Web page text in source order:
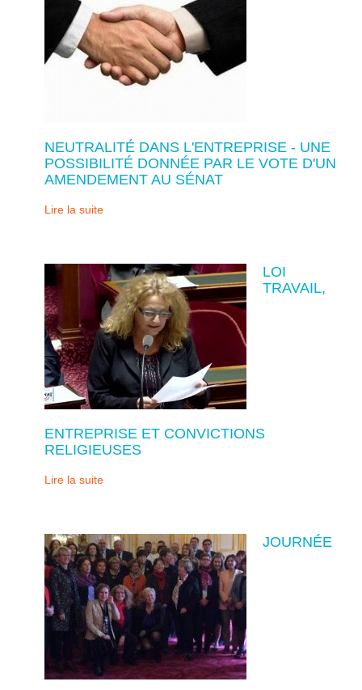
NEUTRALITÉ DANS L'ENTREPRISE - UNE
POSSIBILITÉ DONNÉE PAR LE VOTE D'UN
AMENDEMENT AU SÉNAT
Lire la suite
LOI
TRAVAIL,
ENTREPRISE ET CONVICTIONS
RELIGIEUSES
Lire la suite
JOURNÉE